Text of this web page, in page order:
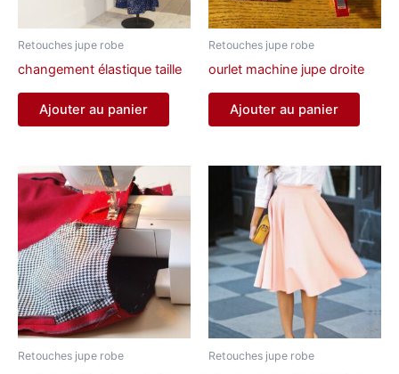
Retouches jupe robe
changement élastique taille
Ajouter au panier
Retouches jupe robe
ourlet machine jupe droite
Ajouter au panier
Retouches jupe robe Retouches jupe robe